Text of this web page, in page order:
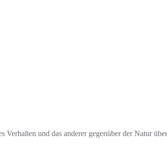
Verhalten und das anderer gegenüber der Natur